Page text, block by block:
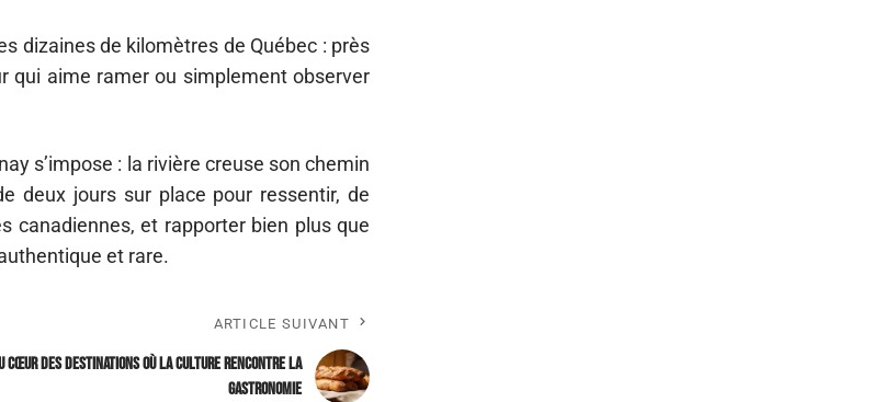
dizaines de kilomètres de Québec : près
qui aime ramer ou simplement observer
s’impose : la rivière creuse son chemin
deux jours sur place pour ressentir, de
canadiennes, et rapporter bien plus que
et rare.
ARTICLE SUIVANT
cœur des destinations où la culture rencontre la
gastronomie